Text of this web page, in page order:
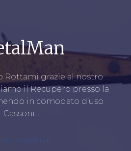
Rottami grazie al nostro
il Recupero presso la
in comodato d’uso
Cassoni…